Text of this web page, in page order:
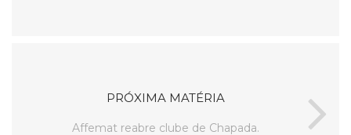
PRÓXIMA MATÉRIA
Affemat reabre clube de Chapada.